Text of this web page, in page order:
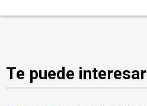
Te puede interesar